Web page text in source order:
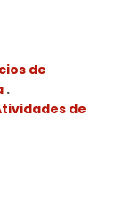
de
.
de